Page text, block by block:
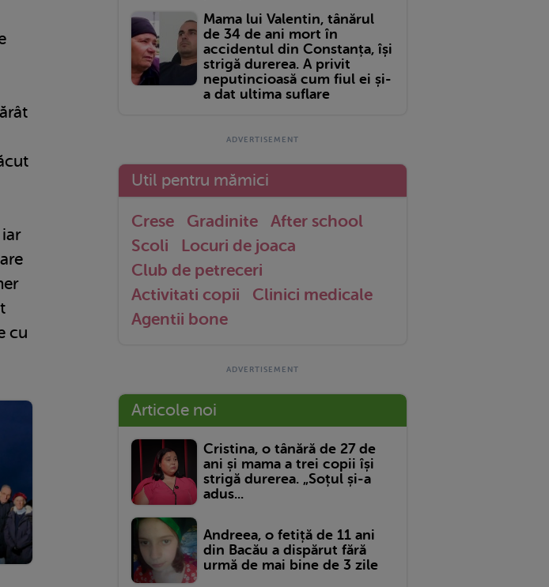
cu
Mama lui Valentin, tânărul
de 34 de ani mort în
accidentul din Constanța, își
strigă durerea. A privit
neputincioasă cum fiul ei și-
a dat ultima suflare
Util pentru mămici
Crese Gradinite
After school
Scoli
Locuri de joaca
Club de petreceri
Activitati copii
Clinici medicale
Agentii bone
Articole noi
Cristina, o tânără de 27 de
ani și mama a trei copii își
strigă durerea. „Soțul și-a
adus...
Andreea, o fetiță de 11 ani
din Bacău a dispărut fără
urmă de mai bine de 3 zile